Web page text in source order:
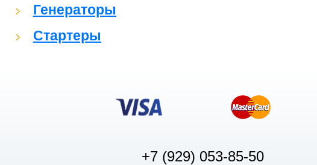
Генераторы
Стартеры
+7 (929) 053-85-50